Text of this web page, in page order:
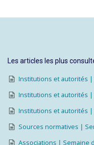
Les articles les plus
Institutions et autorités |
Institutions et autorités |
Institutions et autorités |
Sources normatives |
Associations | Semaine